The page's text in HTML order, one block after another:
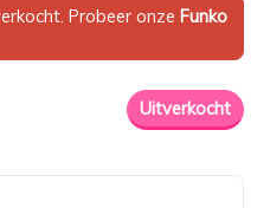
Probeer onze Funko